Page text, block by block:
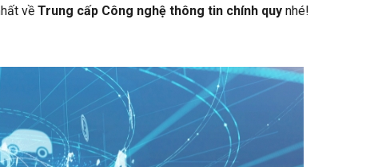
về Trung cấp Công nghệ thông tin chính quynhé!